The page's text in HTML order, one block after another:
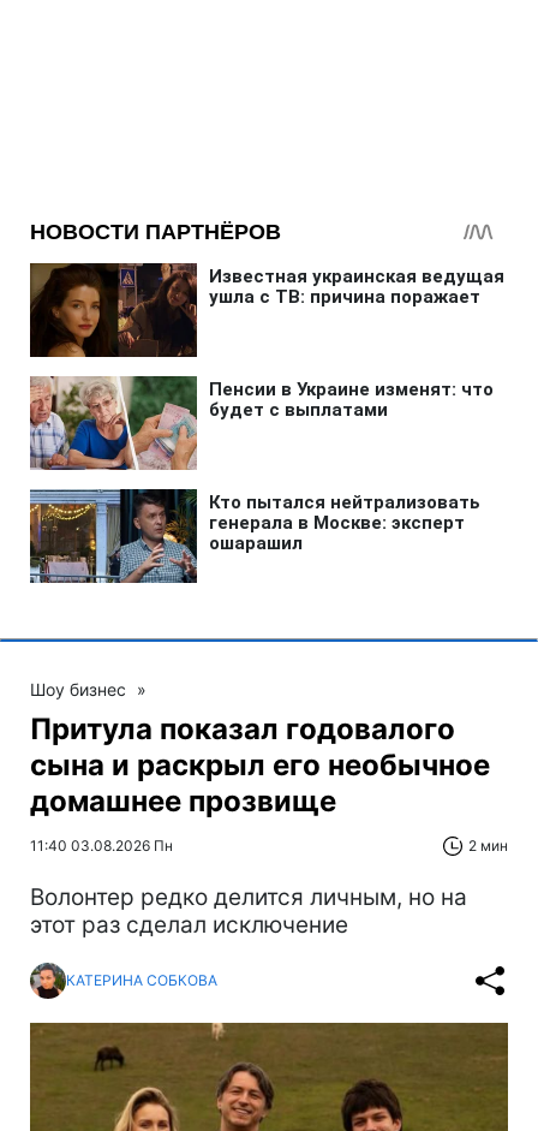
Шоу бизнес »
Притула показал годовалого
сына и раскрыл его необычное
домашнее прозвище
11:40 03.08.2026 Пн 2 мин
Волонтер редко делится личным, но на
этот раз сделал исключение
КАТЕРИНА СОБКОВА